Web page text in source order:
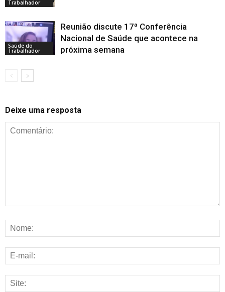
Trabalhador
Saúde do
Trabalhador
Reunião discute 17ª Conferência
Nacional de Saúde que acontece na
próxima semana
Deixe uma resposta